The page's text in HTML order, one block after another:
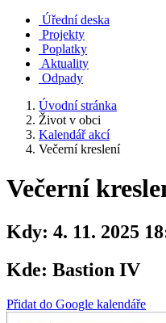
Úřední deska
Projekty
Poplatky
Aktuality
Odpady
Úvodní stránka
Život v obci
Kalendář akcí
Večerní kreslení
Večerní
Kdy: 4. 11. 2025
Kde: Bastion IV
Přidat do Google kalendáře